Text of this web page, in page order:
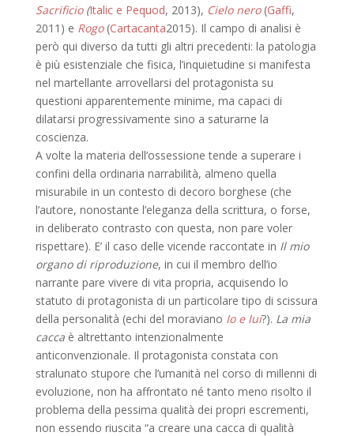
Sacrificio (Italic e Pequod, 2013), Cielo nero (Gaffi,
2011) e Rogo (Cartacanta2015). Il campo di analisi è
però qui diverso da tutti gli altri precedenti: la patologia
è più esistenziale che fisica, l’inquietudine si manifesta
nel martellante arrovellarsi del protagonista su
questioni apparentemente minime, ma capaci di
dilatarsi progressivamente sino a saturarne la
coscienza.
A volte la materia dell’ossessione tende a superare i
confini della ordinaria narrabilità, almeno quella
misurabile in un contesto di decoro borghese (che
l’autore, nonostante l’eleganza della scrittura, o forse,
in deliberato contrasto con questa, non pare voler
rispettare). E’ il caso delle vicende raccontate in Il mio
organo di riproduzione, in cui il membro dell’io
narrante pare vivere di vita propria, acquisendo lo
statuto di protagonista di un particolare tipo di scissura
della personalità (echi del moraviano Io e lui?). La mia
cacca è altrettanto intenzionalmente
anticonvenzionale. Il protagonista constata con
stralunato stupore che l’umanità nel corso di millenni di
evoluzione, non ha affrontato né tanto meno risolto il
problema della pessima qualità dei propri escrementi,
non essendo riuscita “a creare una cacca di qualità